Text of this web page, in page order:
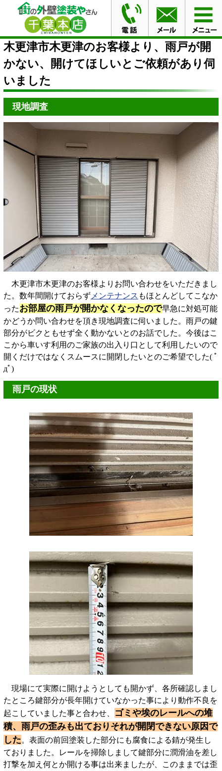
HOME ブログ
木更津市木更津のお客様より、雨戸が開
かない、開けてほしいとご依頼があり伺いました
木更津市木更津のお客様より、雨戸が開
かない、開けてほしいとご依頼があり伺
いました
現地調査
木更津市木更津のお客様よりお問い合わせをいただきまし
た。数年間開けておらず メンテナンス もほとんどしてこなか
ったお部屋の雨戸が開かなくなったので早急に対処可能
かどうか問い合わせを頂き現地調査に伺いました。雨戸の鍵
部分がビクともせず全く動かないとのお話でした。今後はこ
こから車いす利用のご家族の出入り口として利用したいので
開くだけではなくスムースに開閉したいとのご希望でした( ﾟ
дﾟ)
雨戸の現状
現場にて実際に開けようとしても開かず、各所確認しまし
たところ鍵部分が長年開けていなかった事により動作不良を
起こしていました事と合わせ、
ゴミや埃のレールへの堆
積、雨戸の歪みも出ておりそれが開閉できない原因で
した。表面の前回塗装した部分にも腐食による錆が発生し
ておりました。レールを掃除しまして鍵部分に潤滑油を差し
打撃を加え何とか開ける事は出来ましたが、このままでは歪